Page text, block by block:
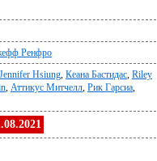
Ренфро
Jennifer Hsiung, Кеана Бастидас, Riley
, Аттикус Митчелл, Рик Гарсиа,